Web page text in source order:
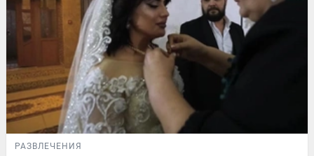
РАЗВЛЕЧЕНИЯ